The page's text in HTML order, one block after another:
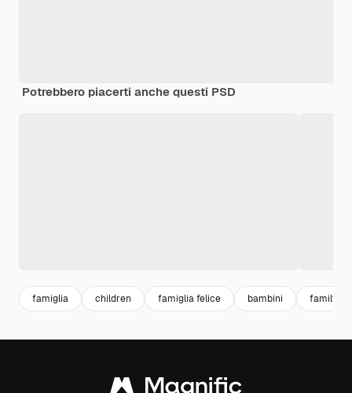
Potrebbero piacerti anche questi PSD
famiglia children famiglia felice bambini family